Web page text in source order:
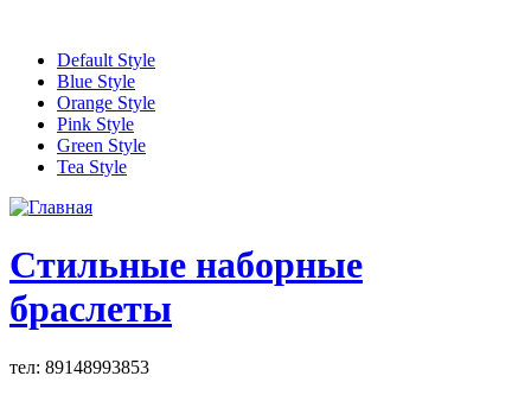
Default Style
Blue Style
Orange Style
Pink Style
Green Style
Tea Style
Стильные наборные
браслеты
тел: 89148993853